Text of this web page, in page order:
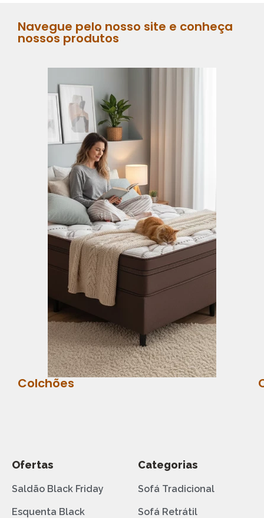
Navegue pelo nosso site e conheça
nossos produtos
Colchões
Ofertas
Saldão Black Friday
Esquenta Black
Categorias
Sofá Tradicional
Sofá Retrátil